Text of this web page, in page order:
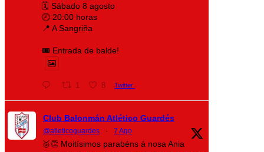
🗓️ Sábado 8 agosto
🕗 20:00 horas
📍 A Sangriña
🎟️ Entrada de balde!
1 8 Twitter
Club Balonmán Atlético Guardés
@atleticoguardes · 7 Ago
🥈👏 Moitísimos parabéns á nosa Ania